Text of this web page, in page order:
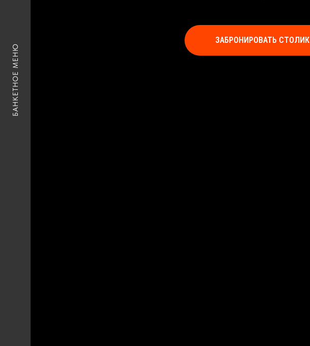
БАНКЕТНОЕ МЕНЮ
ЗАБРОНИРОВАТЬ СТОЛИК